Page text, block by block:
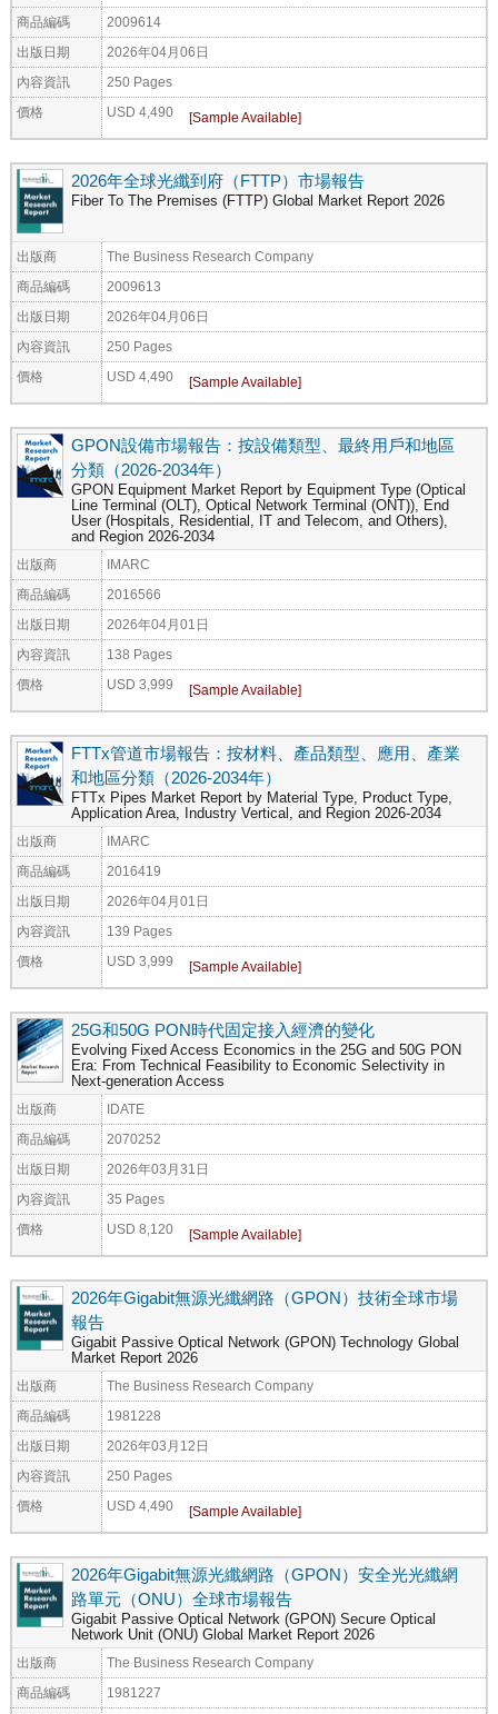
商品編碼 2009614
出版日期 2026年04月06日
內容資訊 250 Pages
價格 USD 4,490
2026年全球光纖到府（FTTP）市場報告
Fiber To The Premises (FTTP) Global Market Report 2026
出版商 The Business Research Company
商品編碼 2009613
出版日期 2026年04月06日
內容資訊 250 Pages
價格 USD 4,490
GPON設備市場報告：按設備類型、最終用戶和地區
分類（2026-2034年）
GPON Equipment Market Report by Equipment Type (Optical
Line Terminal (OLT), Optical Network Terminal (ONT)), End
User (Hospitals, Residential, IT and Telecom, and Others),
and Region 2026-2034
出版商 IMARC
商品編碼 2016566
出版日期 2026年04月01日
內容資訊 138 Pages
價格 USD 3,999
FTTx管道市場報告：按材料、產品類型、應用、產業
和地區分類（2026-2034年）
FTTx Pipes Market Report by Material Type, Product Type,
Application Area, Industry Vertical, and Region 2026-2034
出版商 IMARC
商品編碼 2016419
出版日期 2026年04月01日
內容資訊 139 Pages
價格 USD 3,999
25G和50G PON時代固定接入經濟的變化
Evolving Fixed Access Economics in the 25G and 50G PON
Era: From Technical Feasibility to Economic Selectivity in
Next-generation Access
出版商 IDATE
商品編碼 2070252
出版日期 2026年03月31日
內容資訊 35 Pages
價格 USD 8,120
2026年Gigabit無源光纖網路（GPON）技術全球市場
報告
Gigabit Passive Optical Network (GPON) Technology Global
Market Report 2026
出版商 The Business Research Company
商品編碼 1981228
出版日期 2026年03月12日
內容資訊 250 Pages
價格 USD 4,490
2026年Gigabit無源光纖網路（GPON）安全光光纖網
路單元（ONU）全球市場報告
Gigabit Passive Optical Network (GPON) Secure Optical
Network Unit (ONU) Global Market Report 2026
出版商 The Business Research Company
商品編碼 1981227